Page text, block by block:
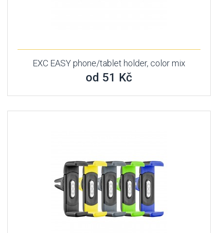
EXC EASY phone/tablet holder, color mix
od 51 Kč